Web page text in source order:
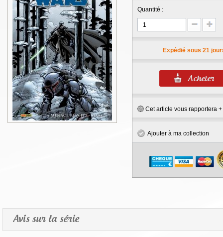
Quantité :
Expédié sous 21
Cet article vous rapportera +
Ajouter à ma collection
Avis sur la série